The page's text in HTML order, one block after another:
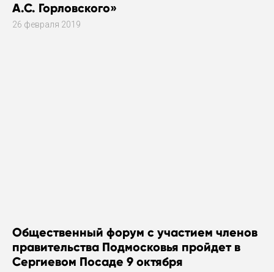
А.С. Горловского»
26 февраля 2019
Общественный форум с участием членов
правительства Подмосковья пройдет в
Сергиевом Посаде 9 октября